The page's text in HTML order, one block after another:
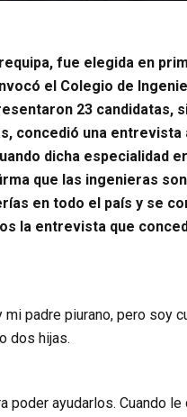
fue elegida en
el Colegio de
23 candidatas,
concedió una entrevista
dicha especialidad
que las ingenieras
en todo el país y se
la entrevista que
padre piurano, pero soy
dos hijas.
poder ayudarlos. Cuando le